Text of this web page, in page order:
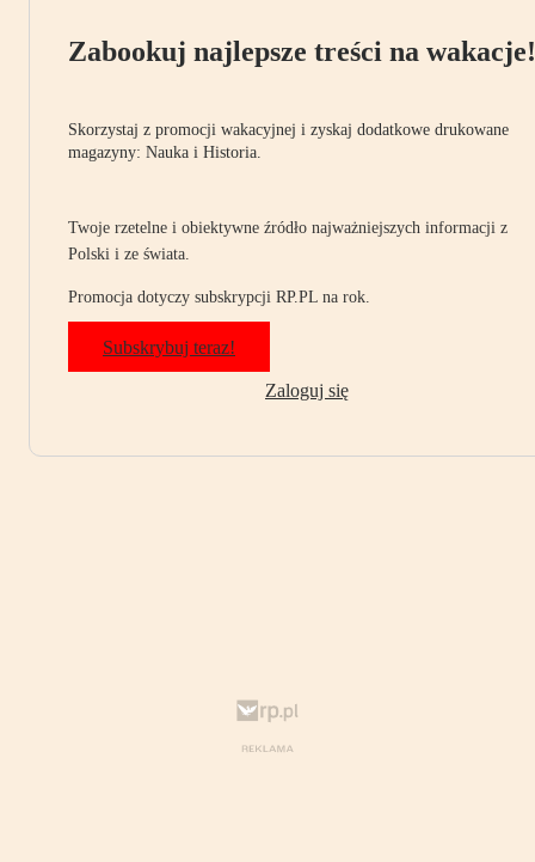
Zabookuj najlepsze treści na wakacje!
Skorzystaj z promocji wakacyjnej i zyskaj dodatkowe drukowane
magazyny: Nauka i Historia.
Twoje rzetelne i obiektywne źródło najważniejszych informacji z
Polski i ze świata.
Promocja dotyczy subskrypcji RP.PL na rok.
Subskrybuj teraz!
Zaloguj się